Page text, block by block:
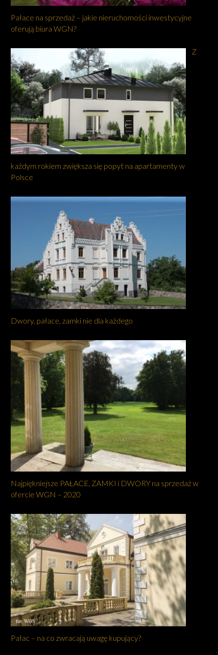
Pałace na sprzedaż – jakie nieruchomości inwestycyjne
oferują biura WGN?
Z
każdym rokiem zwiększa się popyt na apartamenty w
Polsce
Dwory, pałace, zamki nie dla każdego
Najpiękniejsze PAŁACE, ZAMKI i DWORY na sprzedaż w
ofercie WGN – 2020
Pałac – na co zwracają uwagę kupujący?